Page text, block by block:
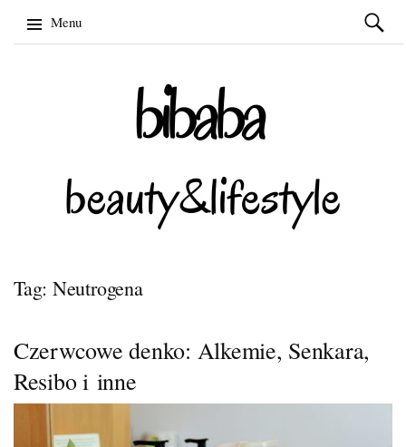
Menu
Szukaj:
Tag: Neutrogena
Czerwcowe denko: Alkemie, Senkara,
Resibo i inne